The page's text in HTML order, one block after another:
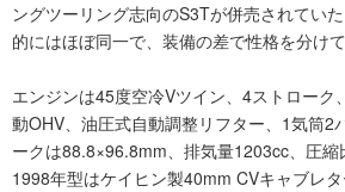
ングツーリング志向のS3Tが併売されてい
的にはほぼ同一で、装備の差で性格を分けて
エンジンは45度空冷Vツイン、4ストローク
動OHV、油圧式自動調整リフター、1気筒2
ークは88.8×96.8mm、排気量1203cc、圧
1998年型はケイヒン製40mm CVキャブレ